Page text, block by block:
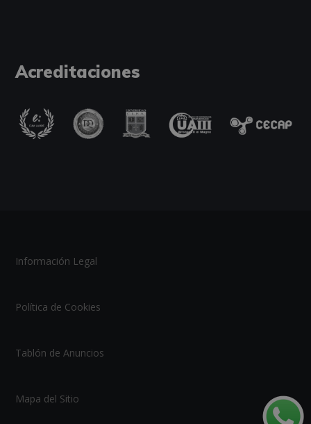
Acreditaciones
Información Legal
Política de Cookies
Tablón de Anuncios
Mapa del Sitio